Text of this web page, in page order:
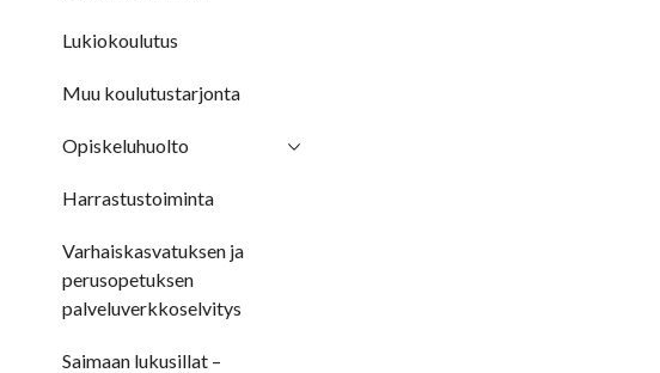
Lukiokoulutus
Muu koulutustarjonta
Opiskeluhuolto
Harrastustoiminta
Varhaiskasvatuksen ja
perusopetuksen
palveluverkkoselvitys
Saimaan lukusillat –